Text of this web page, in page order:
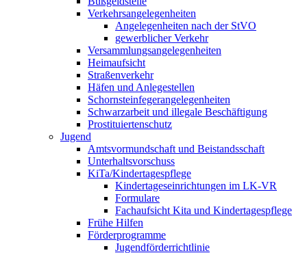
Verkehrsangelegenheiten
Angelegenheiten nach der StVO
gewerblicher Verkehr
Versammlungs­angelegenheiten
Heimaufsicht
Straßenverkehr
Häfen und Anlegestellen
Schornsteinfeger­angelegenheiten
Schwarzarbeit und illegale Beschäftigung
Prostituiertenschutz
Jugend
Amtsvormundschaft und Beistandsschaft
Unterhaltsvorschuss
KiTa/Kindertagespflege
Kindertages­einrichtungen im LK-VR
Formulare
Fachaufsicht Kita und Kindertagespflege
Frühe Hilfen
Förderprogramme
Jugendförderrichtlinie